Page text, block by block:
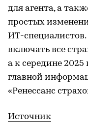
для агента, а
простых
ИT-специалистов.
включать все
а к середине 2025
главной
«Ренессанс
Источник